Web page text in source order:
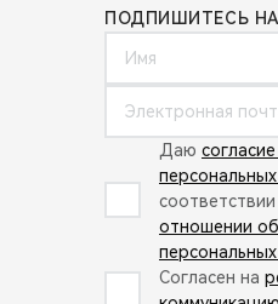
ПОДПИШИТЕСЬ
Даю
соответствии
отношении
Согласен на